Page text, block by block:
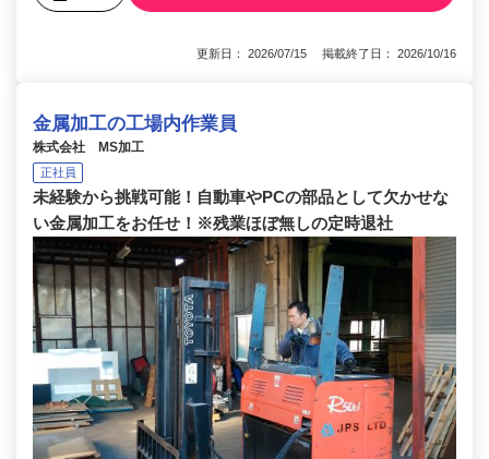
更新日： 2026/07/15 掲載終了日： 2026/10/16
金属加工の工場内作業員
株式会社 MS加工
正社員
未経験から挑戦可能！自動車やPCの部品として欠かせな
い金属加工をお任せ！※残業ほぼ無しの定時退社